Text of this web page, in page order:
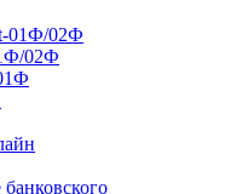
01Ф/02Ф
02Ф